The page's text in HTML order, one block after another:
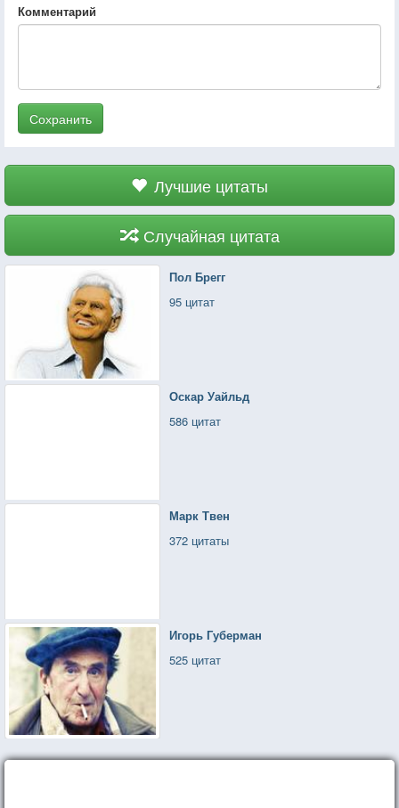
Комментарий
Сохранить
Лучшие цитаты
Случайная цитата
Пол Брегг
95 цитат
Оскар Уайльд
586 цитат
Марк Твен
372 цитаты
Игорь Губерман
525 цитат